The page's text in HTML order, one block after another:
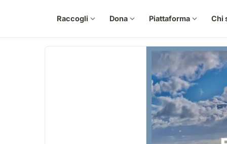
Raccogli expand_more Dona expand_more Piattaforma expand_more Chi